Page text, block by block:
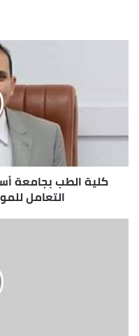
وأوضحت الدكتورة هالة
أنه في إطار خطة
واسترشادًا بالدول التي
سيتم نقل الحالات
العمر
وحالتهم مستقرة من
“الأشعة”، إلى عدد من
المخصصة، تحت الإشراف
وأشارت إلى أنه سيتم
كلية الطب بجامعة
التعامل